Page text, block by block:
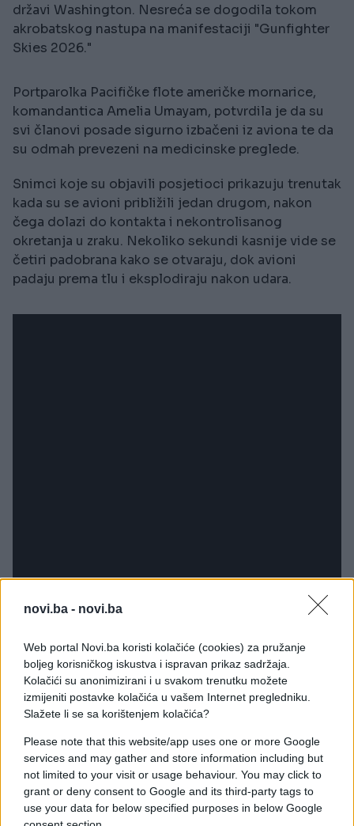
novi.ba - novi.ba
Web portal Novi.ba koristi kolačiće (cookies) za pružanje
boljeg korisničkog iskustva i ispravan prikaz sadržaja.
Kolačići su anonimizirani i u svakom trenutku možete
izmijeniti postavke kolačića u vašem Internet pregledniku.
Slažete li se sa korištenjem kolačića?
Please note that this website/app uses one or more Google
services and may gather and store information including but
not limited to your visit or usage behaviour. You may click to
grant or deny consent to Google and its third-party tags to
use your data for below specified purposes in below Google
državi Washington. Nesreća se dogodila tokom
akrobatskog nastupa na manifestaciji "Gunfighter
Skies 2026."
Portparolka Pacifičke flote američke mornarice,
komandantica Amelia Umayam, potvrdila je da su
svi članovi posade sigurno izbačeni iz aviona te da
su odmah prevezeni na medicinske preglede.
Snimci koje su objavili posjetioci prikazuju trenutak
kada su se avioni približili jedan drugom, nakon
čega dolazi do kontakta i nekontrolisanog
okretanja u zraku. Nekoliko sekundi kasnije vide se
četiri padobrana kako se otvaraju, dok avioni
padaju prema tlu i eksplodiraju nakon udara.
Zvaničnici su potvrdili da niko od posjetilaca i
osoblja baze nije povrijeđen, dok je područje oko
mjesta nesreće odmah zatvoreno zbog istrage.
Zbog incidenta zatvoren je i dio državnog puta SH-